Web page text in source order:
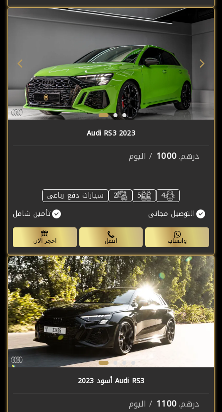
Audi RS3 2023
درهم.1000 / اليوم
4
5
2
سيارات دفع رباعى
التوصيل مجانى
تأمين شامل
واتساب اتصل احجز الان
Audi RS3 أسود 2023
درهم.1100 / اليوم